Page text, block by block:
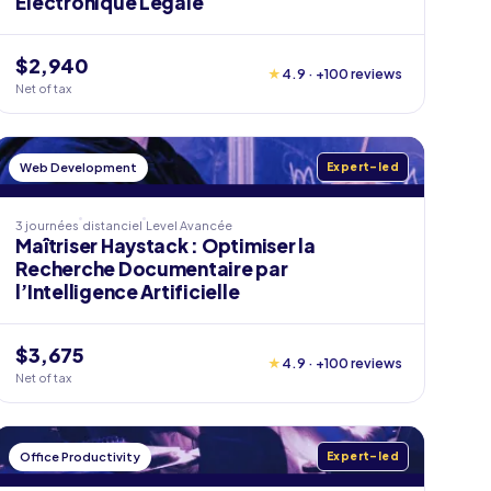
$2,940
Net of tax
★ 4.9 · +100 reviews
Web Development Expert-led
3 journées distanciel Level Avancée
Maîtriser Haystack : Optimiser la
Recherche Documentaire par
l’Intelligence Artificielle
$3,675
Net of tax
★ 4.9 · +100 reviews
Office Productivity Expert-led